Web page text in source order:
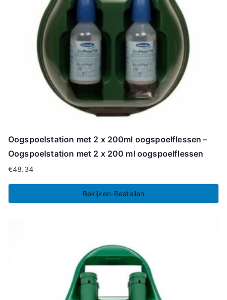
Oogspoelstation met 2 x 200ml oogspoelflessen –
Oogspoelstation met 2 x 200 ml oogspoelflessen
€48.34
Bekijken-Bestellen